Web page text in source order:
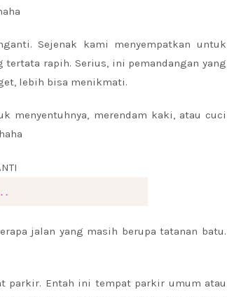
Sejenak kami menyempatkan untuk
rapih. Serius, ini pemandangan yang
lebih bisa menikmati.
menyentuhnya, merendam kaki, atau cuci
.
jalan yang masih berupa tatanan batu.
parkir. Entah ini tempat parkir umum atau